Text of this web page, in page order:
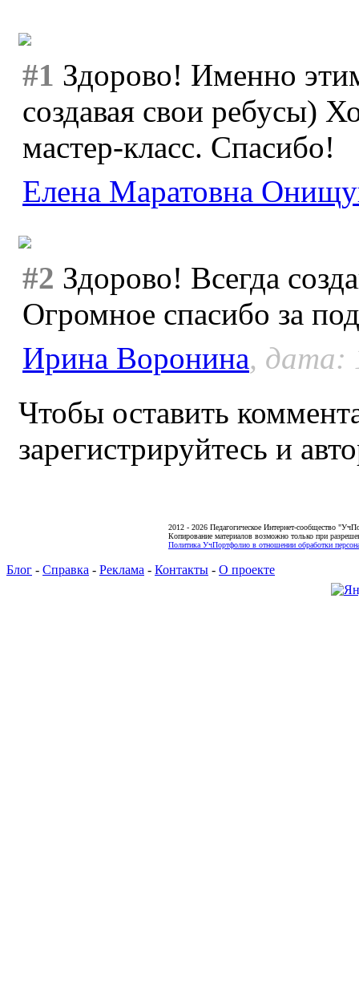
#1 Здорово! Именно
создавая свои ребусы)
мастер-класс. Спасибо!
Елена Маратовна
#2 Здорово! Всегда
Огромное спасибо за
Ирина Воронина, дата:
Чтобы оставить
зарегистрируйтесь и
2012 - 2026 Педагогическое Интернет-сообщество
Копирование материалов возможно только при
Политика УчПортфолио в отношении обработки
Блог - Справка - Реклама - Контакты - О проекте